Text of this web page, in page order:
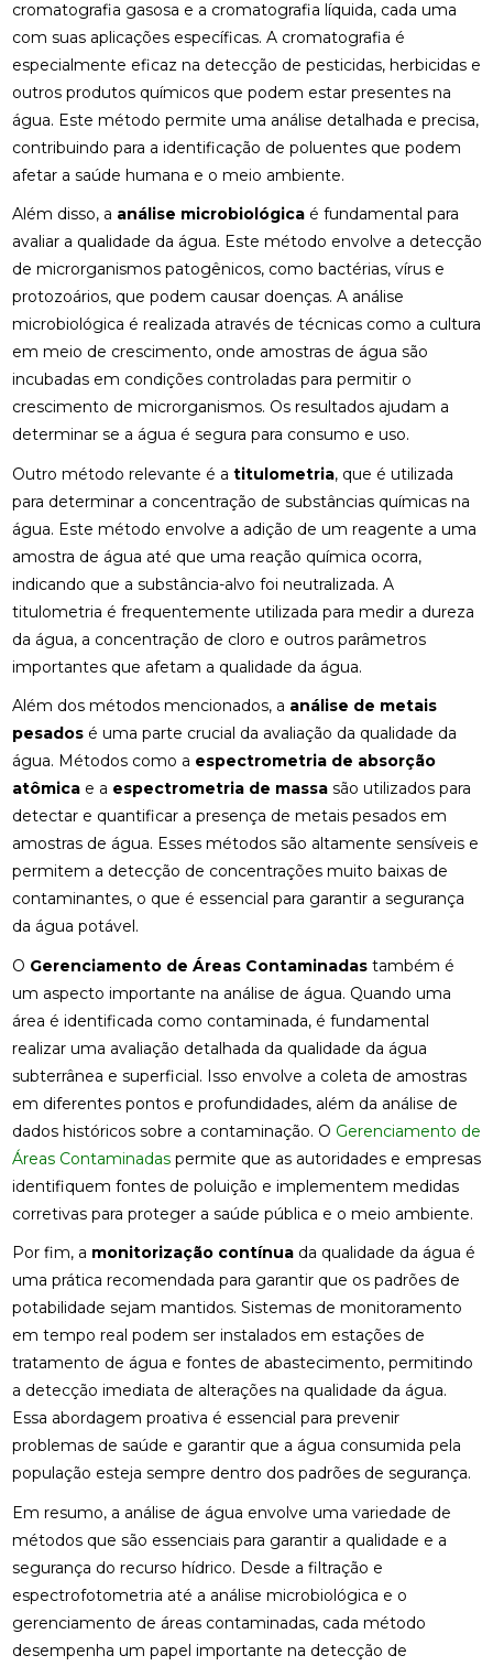
cromatografia gasosa e a cromatografia líquida, cada uma
com suas aplicações específicas. A cromatografia é
especialmente eficaz na detecção de pesticidas, herbicidas e
outros produtos químicos que podem estar presentes na
água. Este método permite uma análise detalhada e precisa,
contribuindo para a identificação de poluentes que podem
afetar a saúde humana e o meio ambiente.
Além disso, a análise microbiológicaé fundamental para
avaliar a qualidade da água. Este método envolve a detecção
de microrganismos patogênicos, como bactérias, vírus e
protozoários, que podem causar doenças. A análise
microbiológica é realizada através de técnicas como a cultura
em meio de crescimento, onde amostras de água são
incubadas em condições controladas para permitir o
crescimento de microrganismos. Os resultados ajudam a
determinar se a água é segura para consumo e uso.
Outro método relevante é a titulometria, que é utilizada
para determinar a concentração de substâncias químicas na
água. Este método envolve a adição de um reagente a uma
amostra de água até que uma reação química ocorra,
indicando que a substância-alvo foi neutralizada. A
titulometria é frequentemente utilizada para medir a dureza
da água, a concentração de cloro e outros parâmetros
importantes que afetam a qualidade da água.
Além dos métodos mencionados, a análise de metais
pesadosé uma parte crucial da avaliação da qualidade da
água. Métodos como a espectrometria de absorção
atômicae a espectrometria de massasão utilizados para
detectar e quantificar a presença de metais pesados em
amostras de água. Esses métodos são altamente sensíveis e
permitem a detecção de concentrações muito baixas de
contaminantes, o que é essencial para garantir a segurança
da água potável.
O Gerenciamento de Áreas Contaminadastambém é
um aspecto importante na análise de água. Quando uma
área é identificada como contaminada, é fundamental
realizar uma avaliação detalhada da qualidade da água
subterrânea e superficial. Isso envolve a coleta de amostras
em diferentes pontos e profundidades, além da análise de
dados históricos sobre a contaminação. O Gerenciamento de
Áreas Contaminadaspermite que as autoridades e empresas
identifiquem fontes de poluição e implementem medidas
corretivas para proteger a saúde pública e o meio ambiente.
Por fim, a monitorização contínuada qualidade da água é
uma prática recomendada para garantir que os padrões de
potabilidade sejam mantidos. Sistemas de monitoramento
em tempo real podem ser instalados em estações de
tratamento de água e fontes de abastecimento, permitindo
a detecção imediata de alterações na qualidade da água.
Essa abordagem proativa é essencial para prevenir
problemas de saúde e garantir que a água consumida pela
população esteja sempre dentro dos padrões de segurança.
Em resumo, a análise de água envolve uma variedade de
métodos que são essenciais para garantir a qualidade e a
segurança do recurso hídrico. Desde a filtração e
espectrofotometria até a análise microbiológica e o
gerenciamento de áreas contaminadas, cada método
desempenha um papel importante na detecção de